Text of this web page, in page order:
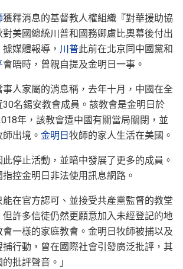
獲釋消息的基督教人權組織『對華援助協
美國總統川普和國務卿盧比奧幕後付出
媒體報導， 川普此前在北京同中國黨和
會晤時，曾親自提及金明日一事。
人家屬的消息稱，去年十月，中國在全
30名錫安教會成員。該教會是金明日於
年，該教會遭中國有關當局關閉，並
出境。 金明日 牧師的家人生活在美國。
停止活動，並暗中發展了更多的成員。
控金明日非法使用訊息網路。
在官方認可、並接受共產黨監督的教堂
許多信徒仍然更願意加入未經登記的地
一樣的家庭教會。金明日牧師被捕以及
行動，曾在國際社會引發廣泛批評，其
批評聲音。」